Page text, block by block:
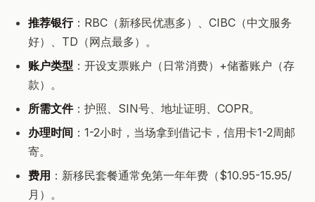
推荐银行：RBC（新移民优惠多）、CIBC（中文服务
好）、TD（网点最多）。
账户类型 ：开设支票账户（日常消费）+储蓄账户（存
款）。
所需文件：护照、SIN号、地址证明、COPR。
办理时间 ：1-2小时，当场拿到借记卡，信用卡1-2周邮
寄。
费用 ：新移民套餐通常免第一年年费（$10.95-15.95/
月）。